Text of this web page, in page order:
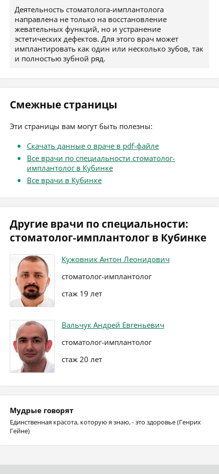
Деятельность стоматолога-имплантолога
направлена не только на восстановление
жевательных функций, но и устранение
эстетических дефектов. Для этого врач может
имплантировать как один или несколько зубов, так
и полностью зубной ряд.
Смежные страницы
Эти страницы вам могут быть полезны:
Скачать данные о враче в pdf-файле
Все врачи по специальности стоматолог-
имплантолог в Кубинке
Все врачи в Кубинке
Другие врачи по специальности:
стоматолог-имплантолог в Кубинке
Кужовник Антон Леонидович
стоматолог-имплантолог
стаж 19 лет
Вальчук Андрей Евгеньевич
стоматолог-имплантолог
стаж 20 лет
Мудрые говорят
Единственная красота, которую я знаю, - это здоровье (Генрих
Гейне)